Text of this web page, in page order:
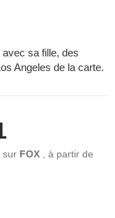
sa fille, des
Angeles de la carte.
sur FOX ,à partir de